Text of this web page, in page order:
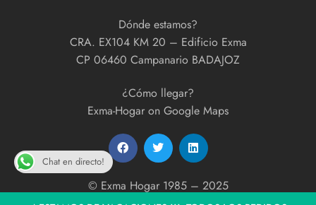
Dónde estamos?
CRA. EX104 KM 20 – Edificio Exma
CP 06460 Campanario BADAJOZ
¿Cómo llegar?
Exma-Hogar on Google Maps
© Exma Hogar 1985 – 2025
Chat en directo!